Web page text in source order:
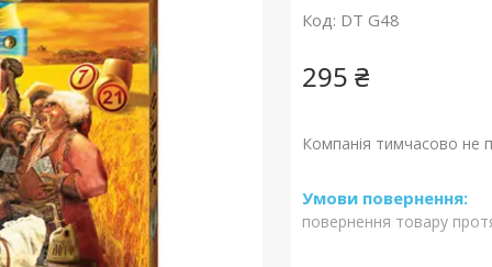
Код: DT G48
295 ₴
Компанія тимчасово не
повернення товару